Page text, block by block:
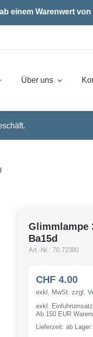
einem Warenwert von
Über uns
Glimmlampe
Ba15d
Art.-Nr.: 70.72380
CHF4.00
exkl. MwSt. zzgl.
exkl.
Ab 150 EUR
Lieferzeit: ab